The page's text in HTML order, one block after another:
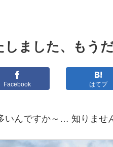
しました、もう
Facebook はてブ
いんですか～… 知りませ